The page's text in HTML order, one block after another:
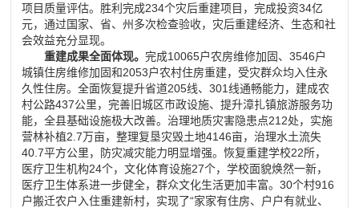
项目质量评估。胜利完成234个灾后重建项目，完成投资34亿
元，通过国家、省、州多次检查验收，灾后重建经济、生态和社
会效益充分显现。
重建成果全面体现。完成10065户农房维修加固、3546户
城镇住房维修加固和2053户农村住房重建，受灾群众均入住永
久性住房。全面恢复提升省道205线、301线通畅能力，建成农
村公路437公里，完善旧城区市政设施、提升漳扎镇旅游服务功
能，全县基础设施极大改善。治理地质灾害隐患点212处，实施
营林补植2.7万亩，整理复垦灾毁土地4146亩，治理水土流失
40.7平方公里，防灾减灾能力明显增强。恢复重建学校22所，
医疗卫生机构24个，文化体育设施27个，学校面貌焕然一新，
医疗卫生体系进一步健全，群众文化生活更加丰富。30个村916
户搬迁农户入住重建新村，实现了“家家有住房、户户有就业、